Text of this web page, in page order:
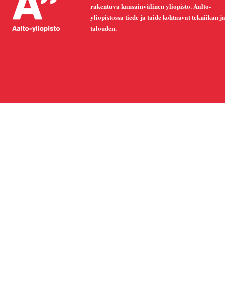
rakentuva kansainvälinen yliopisto. Aalto-
yliopistossa tiede ja taide kohtaavat tekniikan ja
talouden.